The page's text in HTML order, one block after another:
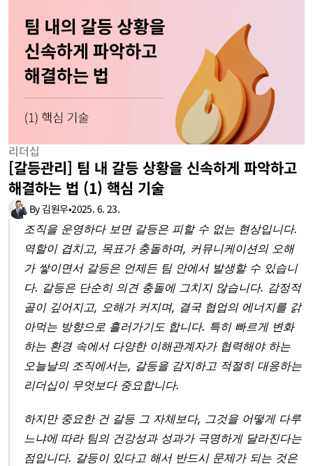
리더십
[갈등관리] 팀 내 갈등 상황을 신속하게 파악하고
해결하는 법 (1) 핵심 기술
By 김원우•2025. 6. 23.
조직을 운영하다 보면 갈등은 피할 수 없는 현상입니다.
역할이 겹치고, 목표가 충돌하며, 커뮤니케이션의 오해
가 쌓이면서 갈등은 언제든 팀 안에서 발생할 수 있습니
다. 갈등은 단순히 의견 충돌에 그치지 않습니다. 감정적
골이 깊어지고, 오해가 커지며, 결국 협업의 에너지를 갉
아먹는 방향으로 흘러가기도 합니다. 특히 빠르게 변화
하는 환경 속에서 다양한 이해관계자가 협력해야 하는
오늘날의 조직에서는, 갈등을 감지하고 적절히 대응하는
리더십이 무엇보다 중요합니다.
하지만 중요한 건 갈등 그 자체보다, 그것을 어떻게 다루
느냐에 따라 팀의 건강성과 성과가 극명하게 달라진다는
점입니다. 갈등이 있다고 해서 반드시 문제가 되는 것은